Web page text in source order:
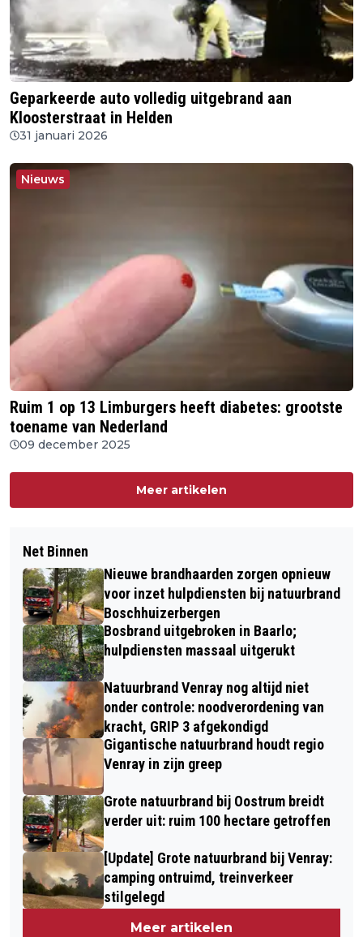
Geparkeerde auto volledig uitgebrand aan
Kloosterstraat in Helden
31 januari 2026
Nieuws
Ruim 1 op 13 Limburgers heeft diabetes: grootste
toename van Nederland
09 december 2025
Meer artikelen
Net Binnen
Nieuwe brandhaarden zorgen opnieuw
voor inzet hulpdiensten bij natuurbrand
Boschhuizerbergen
Bosbrand uitgebroken in Baarlo;
hulpdiensten massaal uitgerukt
Natuurbrand Venray nog altijd niet
onder controle: noodverordening van
kracht, GRIP 3 afgekondigd
Gigantische natuurbrand houdt regio
Venray in zijn greep
Grote natuurbrand bij Oostrum breidt
verder uit: ruim 100 hectare getroffen
[Update] Grote natuurbrand bij Venray:
camping ontruimd, treinverkeer
stilgelegd
Meer artikelen